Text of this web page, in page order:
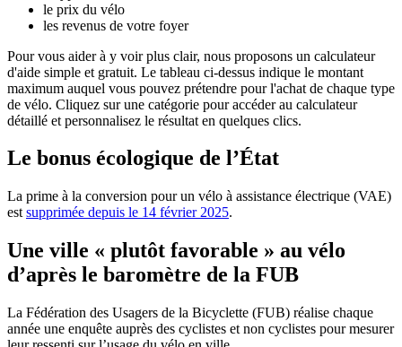
le prix du vélo
les revenus de votre foyer
Pour vous aider à y voir plus clair, nous proposons un calculateur
d'aide simple et gratuit. Le tableau ci-dessus indique le montant
maximum auquel vous pouvez prétendre pour l'achat de chaque type
de vélo. Cliquez sur une catégorie pour accéder au calculateur
détaillé et personnalisez le résultat en quelques clics.
Le bonus écologique de l’État
La prime à la conversion pour un vélo à assistance électrique (VAE)
est supprimée depuis le 14 février 2025.
Une ville « plutôt favorable » au vélo
d’après le baromètre de la FUB
La Fédération des Usagers de la Bicyclette (FUB) réalise chaque
année une enquête auprès des cyclistes et non cyclistes pour mesurer